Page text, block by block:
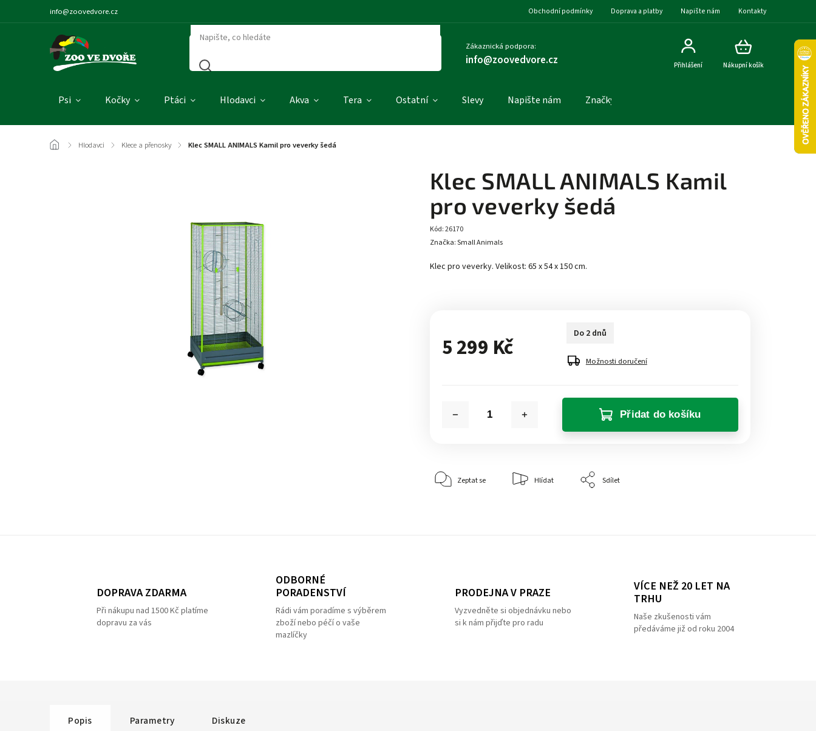
info@zoovedvore.cz Obchodní podmínky Doprava a platby Napište nám Kontakty
Zákaznická podpora:
info@zoovedvore.cz Nákupní košík
Přihlášení
Psi Kočky Ptáci Hlodavci Akva Tera Ostatní Slevy Napište nám Značky
/ Hlodavci / Klece a přenosky / Klec SMALL ANIMALS Kamil pro veverky šedá
Klec SMALL ANIMALS Kamil
pro veverky šedá
Kód:26170
Klec pro veverky. Velikost: 65 x 54 x 150 cm.
Značka:Small Animals
5 299 Kč
Do 2 dnů
Možnosti doručení
Přidat do košíku
Zeptat se Hlídat Sdílet
DOPRAVA ZDARMA
Při nákupu nad 1500 Kč platíme
dopravu za vás
ODBORNÉ
PORADENSTVÍ
Rádi vám poradíme s výběrem
zboží nebo péčí o vaše
mazlíčky
PRODEJNA V PRAZE
Vyzvedněte si objednávku nebo
si k nám přijďte pro radu
VÍCE NEŽ 20 LET NA
TRHU
Naše zkušenosti vám
předáváme již od roku 2004
Popis Parametry Diskuze